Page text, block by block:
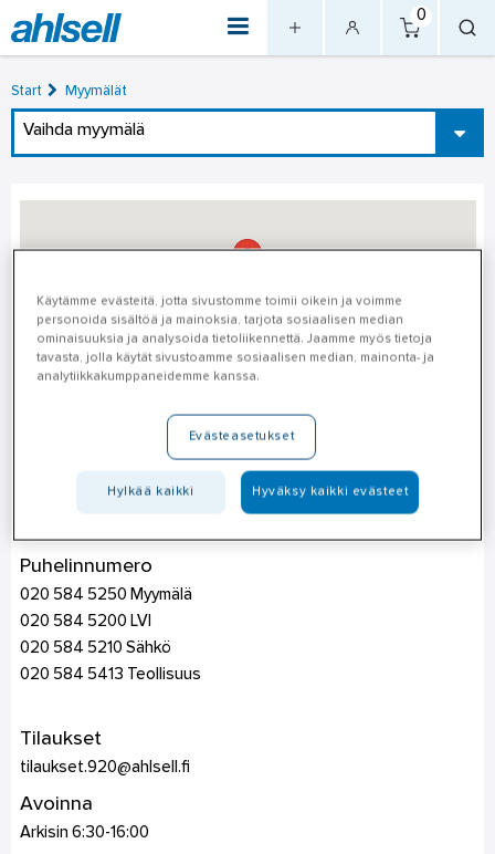
0
Start Myymälät
Vaihda myymälä
Puhelinnumero
020 584 5250 Myymälä
020 584 5200 LVI
020 584 5210 Sähkö
020 584 5413 Teollisuus
Tilaukset
tilaukset.920@ahlsell.fi
Avoinna
Arkisin 6:30-16:00
Käytämme evästeitä, jotta sivustomme toimii oikein ja voimme
personoida sisältöä ja mainoksia, tarjota sosiaalisen median
ominaisuuksia ja analysoida tietoliikennettä. Jaamme myös tietoja
tavasta, jolla käytät sivustoamme sosiaalisen median, mainonta- ja
analytiikkakumppaneidemme kanssa.
Evästeasetukset
Hylkää kaikki Hyväksy kaikki evästeet